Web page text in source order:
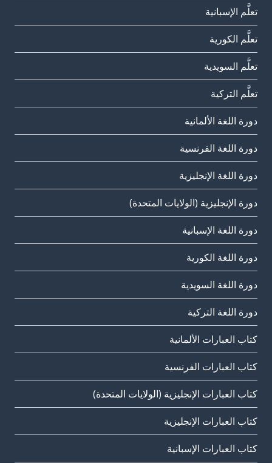
تعلَّم الإسبانية
تعلَّم الكورية
تعلَّم السويدية
تعلَّم التركية
دورة اللغة الألمانية
دورة اللغة الفرنسية
دورة اللغة الإنجليزية
دورة الإنجليزية (الولايات المتحدة)
دورة اللغة الإسبانية
دورة اللغة الكورية
دورة اللغة السويدية
دورة اللغة التركية
كتاب العبارات الألمانية
كتاب العبارات الفرنسية
كتاب العبارات الإنجليزية (الولايات المتحدة)
كتاب العبارات الإنجليزية
كتاب العبارات الإسبانية